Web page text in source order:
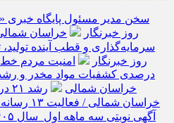
سخن مدیر مسئول پایگاه خبری
روز خبرنگار
خراسان
سرمایه‌گذاری و قطب آینده
روز خبرنگار
خراسان شمالی
خراسان شمالی / فعالیت ۱۳ رسانه جدید در ۴ ماه نخست سال
آگهی نوبتی سه ماهه اول سال ۱۴۰۵ حوزه ثبتی جاجرم